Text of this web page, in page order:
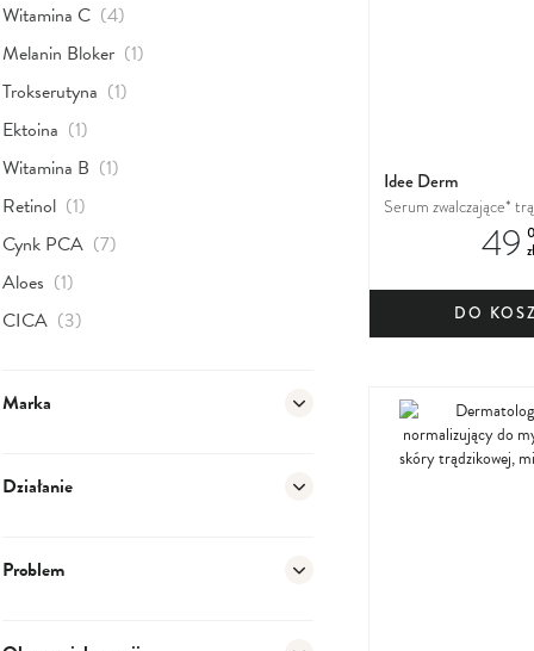
Idee Derm
Serum zwalczające*
do skóry trądzikowej,
49
DO
Witamina C (4)
Melanin Bloker (1)
Trokserutyna (1)
Ektoina (1)
Witamina B (1)
Retinol (1)
Cynk PCA (7)
Aloes (1)
CICA (3)
Marka
Działanie
Problem